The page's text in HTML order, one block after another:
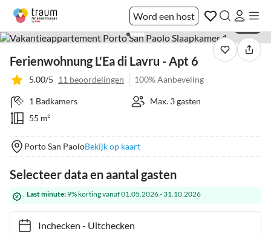
Word een host
Ferienwohnung L'Ea di Lavru - Apt 6
5.00/5 11 beoordelingen 100% Aanbeveling
1 Badkamers
Max. 3 gasten
55 m²
Porto San PaoloBekijk op kaart
Selecteer data en aantal gasten
Last minute: 9% korting vanaf 01.05.2026 - 31.10.2026
Inchecken- Uitchecken